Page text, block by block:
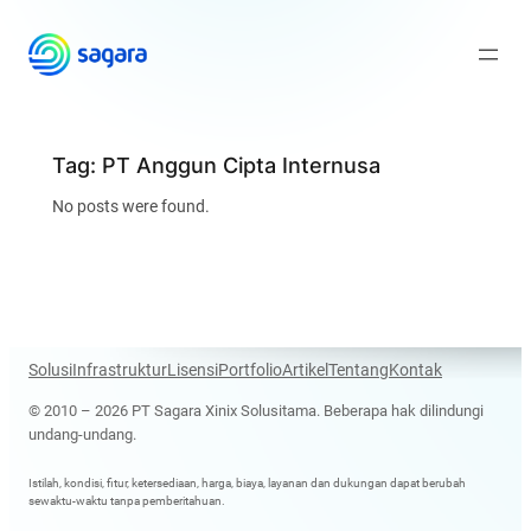
content
Tag: PT Anggun Cipta Internusa
No posts were found.
SolusiInfrastrukturLisensiPortfolioArtikelTentangKontak
© 2010 – 2026 PT Sagara Xinix Solusitama. Beberapa hak dilindungi
undang-undang.
Istilah, kondisi, fitur, ketersediaan, harga, biaya, layanan dan dukungan dapat berubah
sewaktu-waktu tanpa pemberitahuan.